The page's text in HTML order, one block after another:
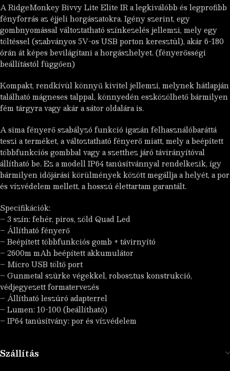
A RidgeMonkey Bivvy Lite Elite IR a legkiválóbb és legprofibb
fényforrás az éjjeli horgászatokra. Igény szerint, egy
gombnyomással változtatható színkezelés jellemzi, mely egy
töltéssel (szabványos 5V-os USB porton keresztül), akár 6-180
órán át képes bevilágítani a horgászhelyet. (fényerősségi
beállítástól függően)
Kompakt, rendkívül könnyű kivitel jellemzi, melynek hátlapján
található mágneses talppal, könnyedén eszközölhető bármilyen
fém tárgyra vagy akár a sátor oldalára is.
A sima fényerő szabályzó funkció igazán felhasználóbaráttá
teszi a terméket, a változtatható fényerő miatt, mely a beépített
többfunkciós gombbal vagy a szetthez járó távirányítóval
állítható be. Ez a modell IP64 tanúsítvánnyal rendelkezik, így
bármilyen időjárási körülmények között megállja a helyét, a por
és vízvédelem mellett, a hosszú élettartam garantált.
Specifikációk:
– 3 szín: fehér, piros, zöld Quad Led
– Állítható fényerő
– Beépített többfunkciós gomb + távirnyító
– 2600m mAh beépített akkumulátor
– Micro USB töltő port
– Gunmetal szürke végekkel, robosztus konstrukció,
védjegyezett formatervezés
– Állítható leszúró adapterrel
– Lumen: 10-100 (beállítható)
– IP64 tanúsítvány: por és vízvédelem
Szállítás